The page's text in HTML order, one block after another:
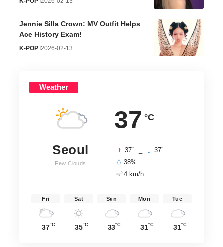
Jennie Silla Crown: MV Outfit Helps
Ace History Exam!
K-POP 2026-02-13
Weather
37 °C
Seoul
Few Clouds
37° 37°
38%
4 km/h
Fri
37°C
Sat
35°C
Sun
33°C
Mon
31°C
Tue
31°C